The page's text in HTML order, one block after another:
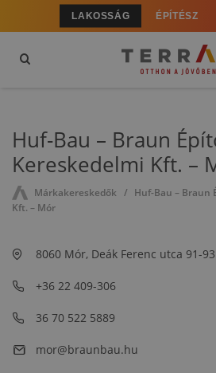
LAKOSSÁG ÉPÍTÉSZ
Huf-Bau – Braun
Kereskedelmi Kft. –
Márkakereskedők
Huf-Bau – Braun
Kft. – Mór
8060 Mór, Deák Ferenc utca 91-
+36 22 409-306
36 70 522 5889
mor@braunbau.hu